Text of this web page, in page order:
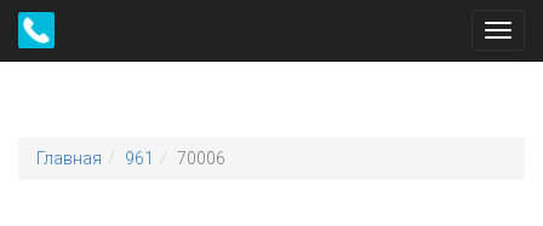
Главная 961 70006